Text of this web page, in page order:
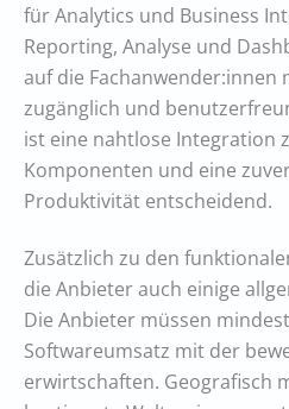
für Analytics und Business
Reporting, Analyse und
auf die Fachanwender:innen
zugänglich und
ist eine nahtlose Integration
Komponenten und eine
Produktivität entscheidend.
Zusätzlich zu den
die Anbieter auch einige
Die Anbieter müssen
Softwareumsatz mit der
erwirtschaften. Geografisch